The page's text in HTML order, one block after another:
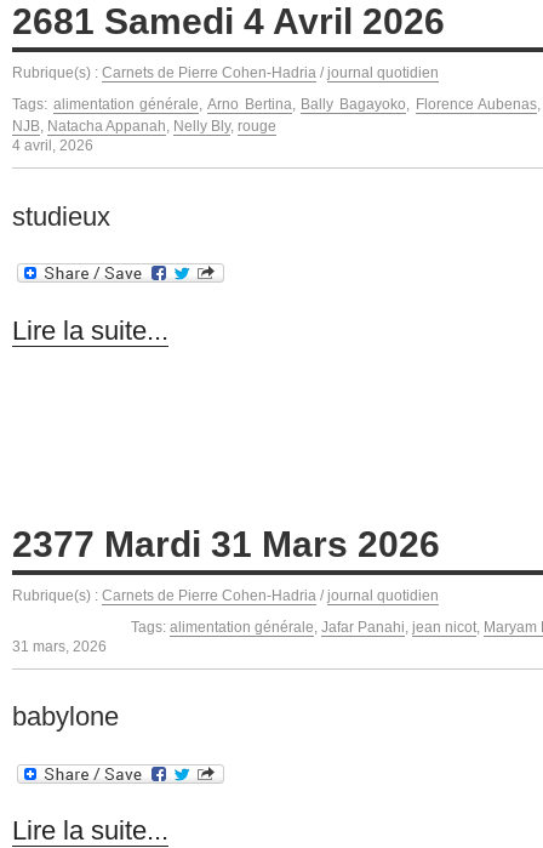
2681 Samedi 4 Avril 2026
Rubrique(s) : Carnets de Pierre Cohen-Hadria / journal quotidien
Tags: alimentation générale,Arno Bertina, Bally Bagayoko, Florence Aubenas
NJB, Natacha Appanah, Nelly Bly, rouge
4 avril, 2026
studieux
Lire la suite...
2377 Mardi 31 Mars 2026
Rubrique(s) : Carnets de Pierre Cohen-Hadria / journal quotidien
Tags: alimentation générale, Jafar Panahi, jean nicot, Maryam
31 mars, 2026
babylone
Lire la suite...